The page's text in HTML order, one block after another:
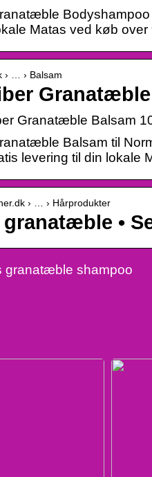
Matas ved køb over
› … › Balsam
Granatæble Balsam
Balsam til
levering til din lokale
› … › Hårprodukter
•
granatæble shampoo